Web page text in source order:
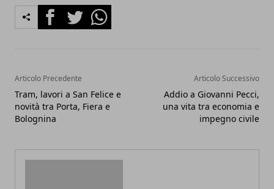
FacebookTwitterWhatsapp
Articolo Precedente
Tram, lavori a San Felice e
novità tra Porta, Fiera e
Bolognina
Articolo Successivo
Addio a Giovanni Pecci,
una vita tra economia e
impegno civile